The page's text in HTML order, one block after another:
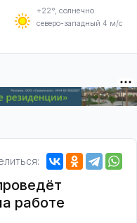
+22°, солнечно
северо-западный 4 м/с
работе